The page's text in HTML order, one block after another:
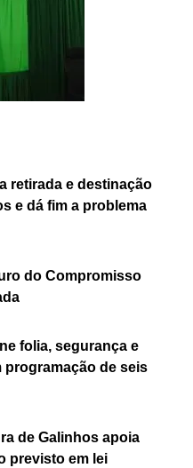
retirada e destinação
e dá fim a problema
do Compromisso
folia, segurança e
programação de seis
de Galinhos apoia
previsto em lei